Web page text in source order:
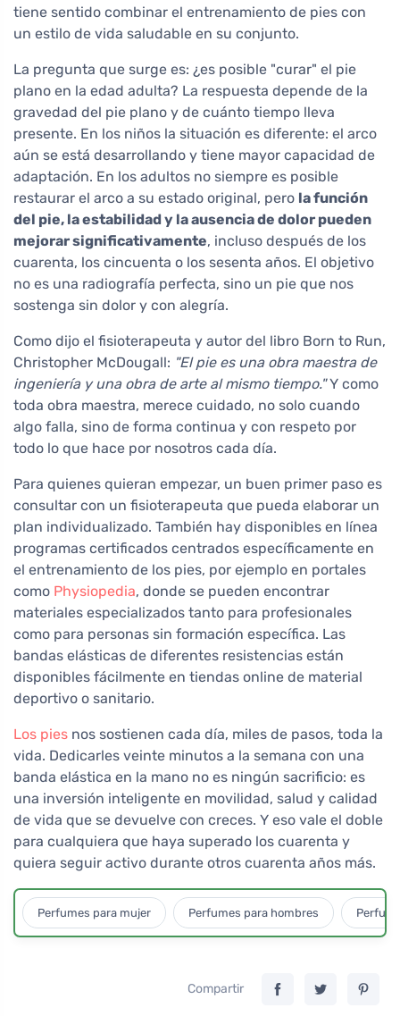
tiene sentido combinar el entrenamiento de pies con
un estilo de vida saludable en su conjunto.
La pregunta que surge es: ¿es posible "curar" el pie
plano en la edad adulta? La respuesta depende de la
gravedad del pie plano y de cuánto tiempo lleva
presente. En los niños la situación es diferente: el arco
aún se está desarrollando y tiene mayor capacidad de
adaptación. En los adultos no siempre es posible
restaurar el arco a su estado original, pero la función
del pie, la estabilidad y la ausencia de dolor pueden
mejorar significativamente, incluso después de los
cuarenta, los cincuenta o los sesenta años. El objetivo
no es una radiografía perfecta, sino un pie que nos
sostenga sin dolor y con alegría.
Como dijo el fisioterapeuta y autor del libro Born to Run,
Christopher McDougall: "El pie es una obra maestra de
ingeniería y una obra de arte al mismo tiempo."Y como
toda obra maestra, merece cuidado, no solo cuando
algo falla, sino de forma continua y con respeto por
todo lo que hace por nosotros cada día.
Para quienes quieran empezar, un buen primer paso es
consultar con un fisioterapeuta que pueda elaborar un
plan individualizado. También hay disponibles en línea
programas certificados centrados específicamente en
el entrenamiento de los pies, por ejemplo en portales
como Physiopedia, donde se pueden encontrar
materiales especializados tanto para profesionales
como para personas sin formación específica. Las
bandas elásticas de diferentes resistencias están
disponibles fácilmente en tiendas online de material
deportivo o sanitario.
Los pies nos sostienen cada día, miles de pasos, toda la
vida. Dedicarles veinte minutos a la semana con una
banda elástica en la mano no es ningún sacrificio: es
una inversión inteligente en movilidad, salud y calidad
de vida que se devuelve con creces. Y eso vale el doble
para cualquiera que haya superado los cuarenta y
quiera seguir activo durante otros cuarenta años más.
Perfumes para mujer Perfumes para hombres
Compartir